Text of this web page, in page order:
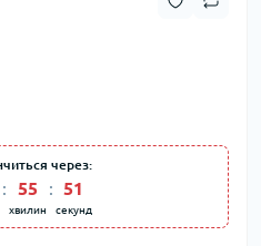
через:
: 55
хвилин
: 50
секунд